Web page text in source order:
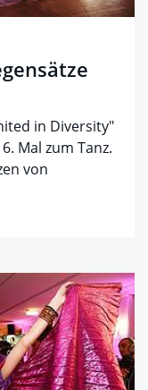
in Diversity"
Mal zum Tanz.
von